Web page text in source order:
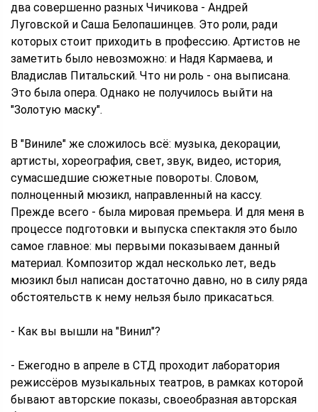
два совершенно разных Чичикова - Андрей
Луговской и Саша Белопашинцев. Это роли, ради
которых стоит приходить в профессию. Артистов не
заметить было невозможно: и Надя Кармаева, и
Владислав Питальский. Что ни роль - она выписана.
Это была опера. Однако не получилось выйти на
"Золотую маску".
В "Виниле" же сложилось всё: музыка, декорации,
артисты, хореография, свет, звук, видео, история,
сумасшедшие сюжетные повороты. Словом,
полноценный мюзикл, направленный на кассу.
Прежде всего - была мировая премьера. И для меня в
процессе подготовки и выпуска спектакля это было
самое главное: мы первыми показываем данный
материал. Композитор ждал несколько лет, ведь
мюзикл был написан достаточно давно, но в силу ряда
обстоятельств к нему нельзя было прикасаться.
- Как вы вышли на "Винил"?
- Ежегодно в апреле в СТД проходит лаборатория
режиссёров музыкальных театров, в рамках которой
бывают авторские показы, своеобразная авторская